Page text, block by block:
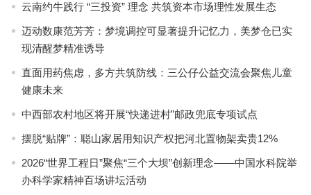
云南约牛践行 “三投资” 理念 共筑资本市场理性发展生态
迈动数康范芳芳：梦境调控可显著提升记忆力，美梦仓已实
现清醒梦精准诱导
直面用药焦虑，多方共筑防线：三公仔公益交流会聚焦儿童
健康未来
中西部农村地区将开展“快递进村”邮政兜底专项试点
摆脱“贴牌”：聪山家居用知识产权把河北置物架卖贵12%
2026“世界工程日”聚焦“三个大坝”创新理念——中国水科院举
办科学家精神百场讲坛活动